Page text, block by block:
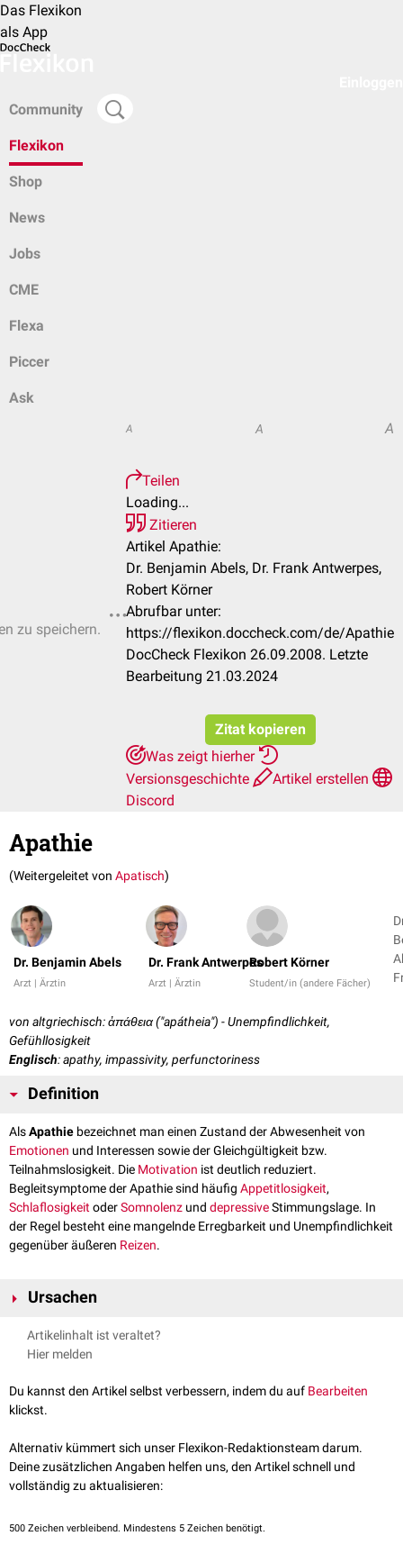
Das Flexikon
als App
Community
Flexikon
Shop
News
Jobs
CME
Flexa
Piccer
Ask
zu speichern.
A A A
Teilen
Loading...
Zitieren
Artikel Apathie:
Dr. Benjamin Abels, Dr. Frank Antwerpes,
Robert Körner
Abrufbar unter:
https://flexikon.doccheck.com/de/Apathie
DocCheck Flexikon 26.09.2008. Letzte
Bearbeitung 21.03.2024
Zitat kopieren
Was zeigt hierher
Versionsgeschichte
Artikel erstellen
Discord
Apathie
(Weitergeleitet von Apatisch)
Dr. Benjamin Abels
Arzt | Ärztin
Dr. Frank Antwerpes
Arzt | Ärztin
Robert Körner
Student/in (andere Fächer)
von altgriechisch: ἀπάθεια ("apátheia") - Unempfindlichkeit,
Gefühllosigkeit
Englisch: apathy, impassivity, perfunctoriness
Definition
AlsApathie bezeichnet man einen Zustand der Abwesenheit von
Emotionen und Interessen sowie der Gleichgültigkeit bzw.
Teilnahmslosigkeit. Die Motivation ist deutlich reduziert.
Begleitsymptome der Apathie sind häufig Appetitlosigkeit,
SchlaflosigkeitoderSomnolenz und depressiveStimmungslage. In
der Regel besteht eine mangelnde Erregbarkeit und Unempfindlichkeit
gegenüber äußeren Reizen.
Ursachen
Die Apathie tritt unter anderem auf bei:
psychischenTraumata
Deprivationssyndrom(Hospitalismus) nach langem
Krankenhaus-, Heim-Aufenthalt mit mangelnder Umsorgung, oder
Drogenkonsum: Marijuana etc. oder auch alsUnerwünschte
Arzneimittelwirkungen(UAW)
neurodegenerativen Erkrankungen
Morbus Alzheimer
Artikelinhalt ist veraltet?
Hier melden
Du kannst den Artikel selbst verbessern, indem du auf Bearbeiten
klickst.
Alternativ kümmert sich unser Flexikon-Redaktionsteam darum.
Deine zusätzlichen Angaben helfen uns, den Artikel schnell und
vollständig zu aktualisieren:
500 Zeichen verbleibend. Mindestens 5 Zeichen benötigt.